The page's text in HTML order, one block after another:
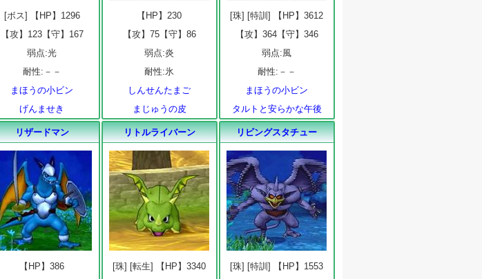
[ボス] 【HP】1296
【攻】123【守】167
弱点:光
耐性:－－
まほうの小ビン
げんませき
【HP】230
【攻】75【守】86
弱点:炎
耐性:氷
しんせんたまご
まじゅうの皮
[珠] [特訓] 【HP】3612
【攻】364【守】346
弱点:風
耐性:－－
まほうの小ビン
タルトと安らかな午後
リザードマン
【HP】386
リトルライバーン
[珠] [転生] 【HP】3340
リビングスタチュー
[珠] [特訓] 【HP】1553